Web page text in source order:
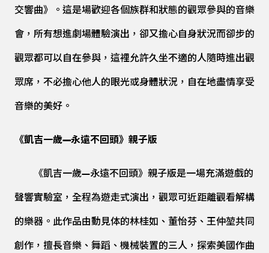
交響曲》。這是場歡迎各個族群和狀態的觀眾參與的音樂
會，所有想進劇場體驗演出，卻又擔心自身狀況而卻步的
觀眾都可以自在參與，這裡允許久坐不適的人隨時進出觀
眾席，不必擔心他人的眼光或身體狀況，自在地盡情享受
音樂的美好。
《凱吉一歲—永遠不回頭》親子版
《凱吉一歲—永遠不回頭》親子版是一場充滿遊戲的
聲響實驗室，全程為遊走式演出，觀眾可近距離觀看解構
的樂器。此作品由動見体的林桂如、董怡芬、王仲堃共同
創作，擅長音樂、舞蹈、機械裝置的三人，探索美國作曲